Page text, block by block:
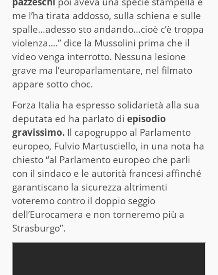
me l’ha tirata addosso, sulla schiena e sulle
spalle…adesso sto andando…cioè c’è troppa
violenza….” dice la Mussolini prima che il
video venga interrotto. Nessuna lesione
grave ma l’europarlamentare, nel filmato
appare sotto choc.
Forza Italia ha espresso solidarietà alla sua
deputata ed ha parlato di episodio
gravissimo. Il capogruppo al Parlamento
europeo, Fulvio Martusciello, in una nota ha
chiesto “al Parlamento europeo che parli
con il sindaco e le autorità francesi affinché
garantiscano la sicurezza altrimenti
voteremo contro il doppio seggio
dell’Eurocamera e non torneremo più a
Strasburgo”.